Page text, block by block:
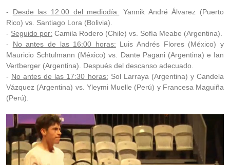
- Desde las 12:00 del mediodía: Yannik André Álvarez (Puerto
Rico) vs. Santiago Lora (Bolivia).
- Seguido por: Camila Rodero (Chile) vs. Sofía Meabe (Argentina).
- No antes de las 16:00 horas: Luis Andrés Flores (México) y
Mauricio Schtulmann (México) vs. Dante Pagani (Argentina) e Ian
Vertberger (Argentina). Después del descanso adecuado.
- No antes de las 17:30 horas: Sol Larraya (Argentina) y Candela
Vázquez (Argentina) vs. Yleymi Muelle (Perú) y Francesa Maguiña
(Perú).